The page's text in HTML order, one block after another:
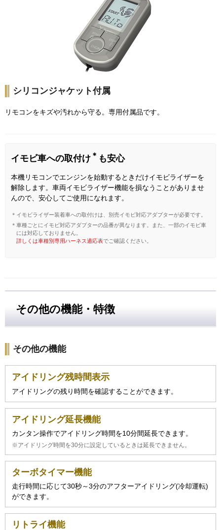
シリコンジャケット付属
リモコンをキズや汚れから守る。専用付属品です。
イモビ車への取付け ＊ も安心
本機リモコンでエンジンを始動するときだけイモビライザーを
解除します。車両イモビライザー機能を損なうことがありませ
んので、安心してご使用になれます。
＊イモビライザー装着車への取付けは、別売イモビ対応アダプターが必要です。
＊車種ごとにイモビ対応アダプターの品番が異なります。また、一部のイモビ車
には対応しておりません。
詳しくは車種別専用ハーネス適応表でご確認ください。
その他の機能・特徴
その他の機能
アイドリング残時間表示
アイドリングの残り時間を確認することができます。
アイドリング延長機能
カンタン操作でアイドリング時間を10分間延長できます。
※アイドリング時間を30分に設定しているときは延長できません。
ターボタイマー機能
走行時間に応じて30秒～3分のアフターアイドリング(冷却運転)
ができます。
リトライ機能